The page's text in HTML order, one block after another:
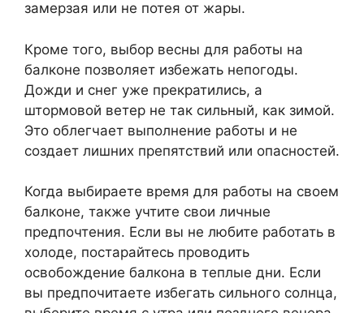
замерзая или не потея от жары.
Кроме того, выбор весны для работы на
балконе позволяет избежать непогоды.
Дожди и снег уже прекратились, а
штормовой ветер не так сильный, как зимой.
Это облегчает выполнение работы и не
создает лишних препятствий или опасностей.
Когда выбираете время для работы на своем
балконе, также учтите свои личные
предпочтения. Если вы не любите работать в
холоде, постарайтесь проводить
освобождение балкона в теплые дни. Если
вы предпочитаете избегать сильного солнца,